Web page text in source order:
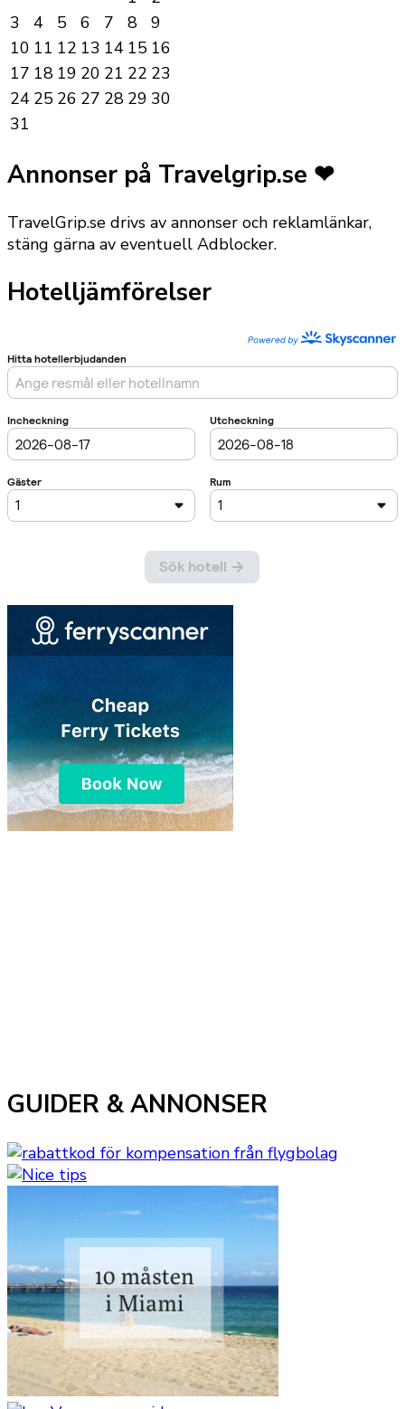
3
4 5 6 7 8
9
10 11 12 13 14 15 16
17 18 19 20 21 22 23
24 25 26 27 28 29 30
31
Annonser på Travelgrip.se ❤
TravelGrip.se drivs av annonser och reklamlänkar,
stäng gärna av eventuell Adblocker.
Hotelljämförelser
GUIDER & ANNONSER